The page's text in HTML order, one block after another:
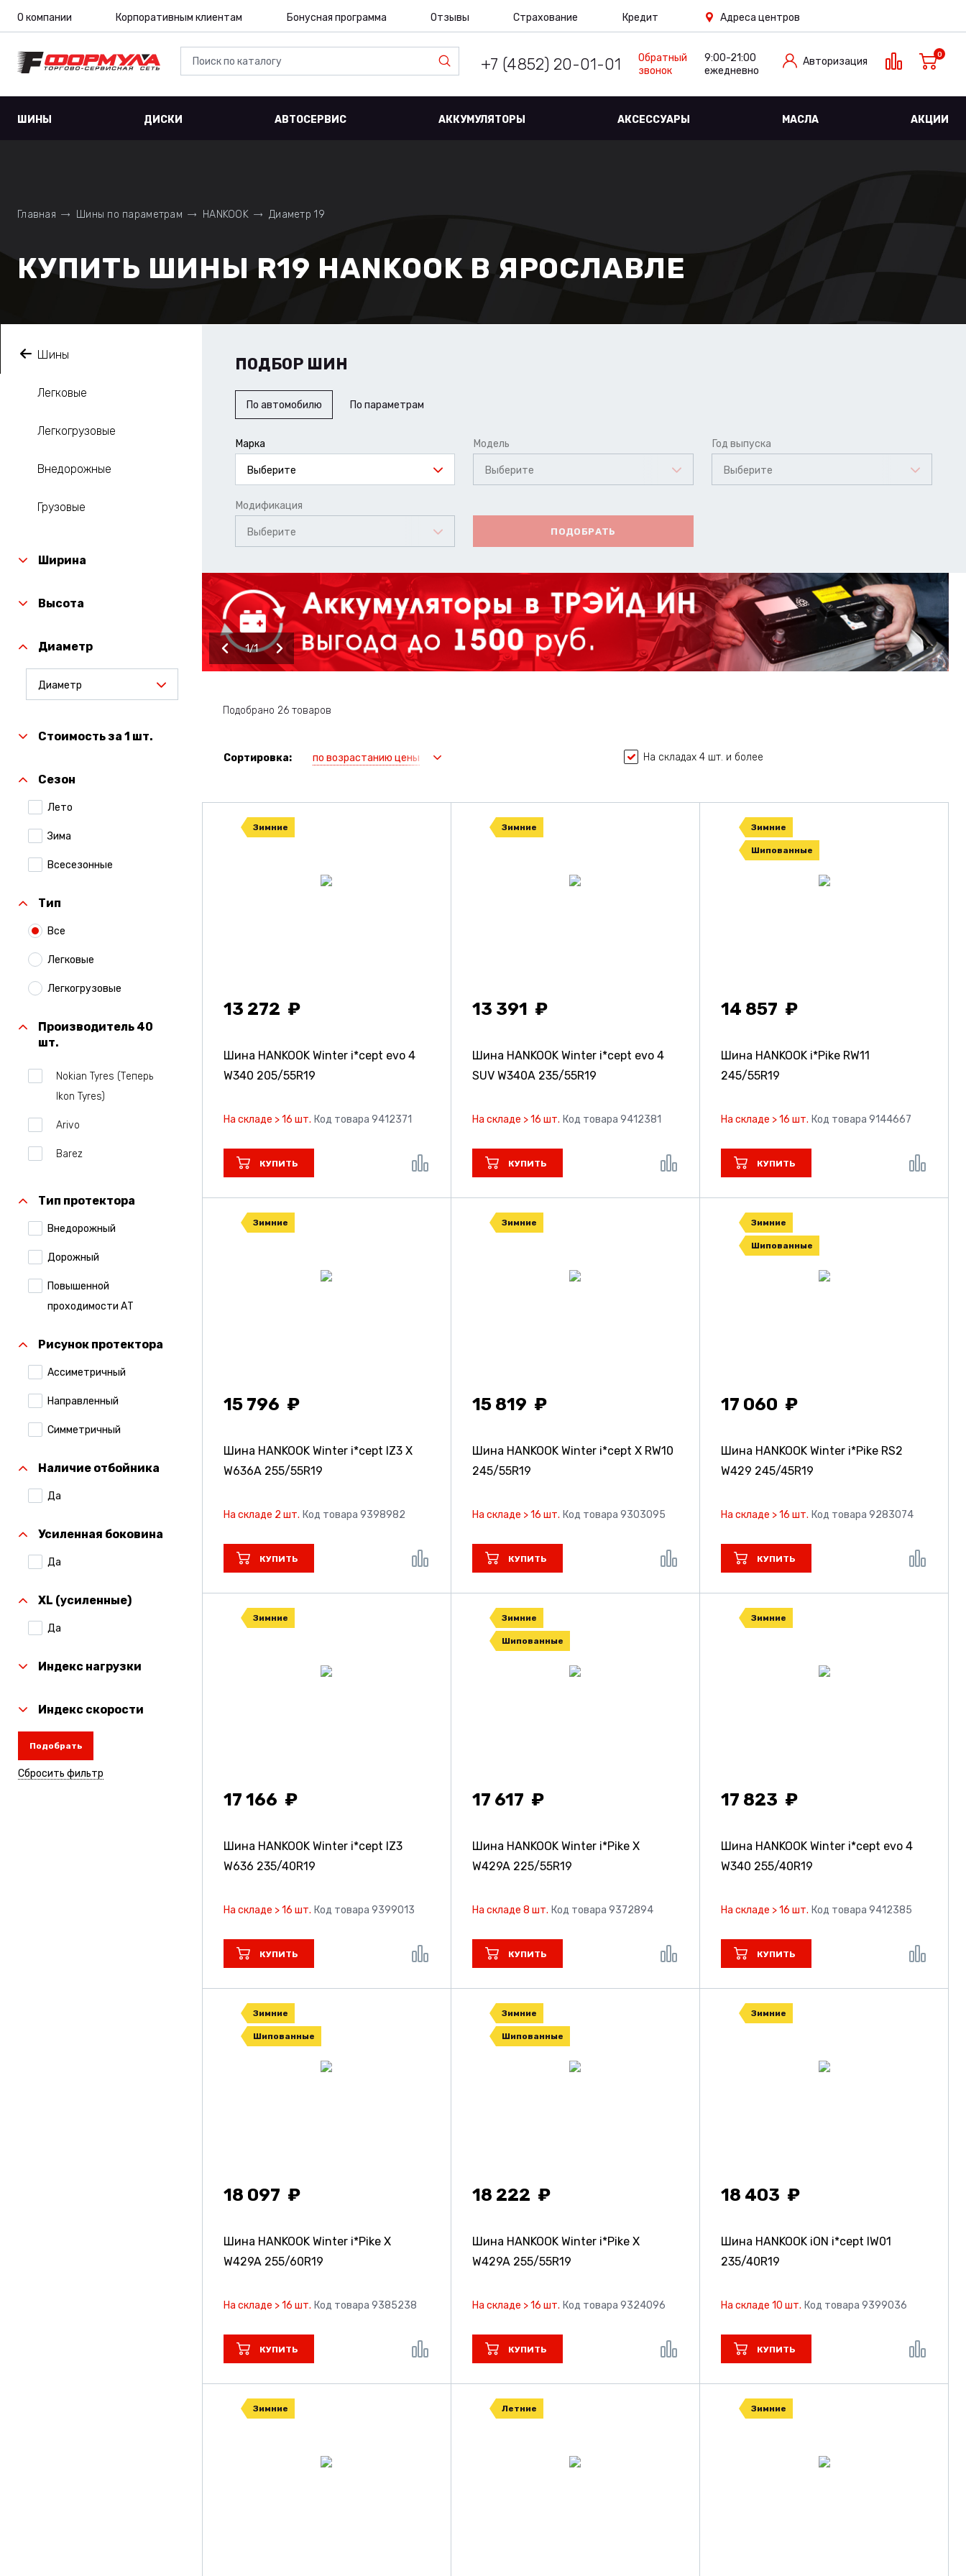
О компании Корпоративным клиентам Бонусная программа Отзывы Страхование Кредит Адреса центров
+7 (4852) 20-01-01
Обратный
звонок
9:00-21:00
ежедневно
Авторизация
0
ШИНЫ ДИСКИ АВТОСЕРВИС АККУМУЛЯТОРЫ АКСЕССУАРЫ МАСЛА АКЦИИ
Главная Шины по параметрам HANKOOK Диаметр 19
КУПИТЬ ШИНЫ R19 HANKOOK В ЯРОСЛАВЛЕ
Шины
Легковые
Легкогрузовые
Внедорожные
Грузовые
Ширина
Высота
Диаметр
Диаметр
Стоимость за 1 шт.
Сезон
Лето
Зима
Всесезонные
Тип
Все
Легковые
Легкогрузовые
Производитель 40
шт.
Nokian Tyres (Теперь
Ikon Tyres)
Arivo
Barez
Gislaved
Gripmax
Kumho
Laufenn
Linglong
Nitto
Rauffan
Тип протектора
Внедорожный
Дорожный
Повышенной
проходимости АТ
Рисунок протектора
Ассиметричный
Направленный
Симметричный
Наличие отбойника
Да
Усиленная боковина
Да
XL (усиленные)
Да
Индекс нагрузки
Индекс скорости
Подобрать
Сбросить фильтр
ПОДБОР ШИН
По автомобилю По параметрам
Марка
Выберите
Модель
Выберите
Год выпуска
Выберите
Модификация
Выберите ПОДОБРАТЬ
1 1
Подобрано 26 товаров
Сортировка: по возрастанию цены На складах 4 шт. и более
Зимние
13 272
Шина HANKOOK Winter i*cept evo 4
W340 205/55R19
На складе > 16 шт. Код товара 9412371
КУПИТЬ
Зимние
13 391
Шина HANKOOK Winter i*cept evo 4
SUV W340A 235/55R19
На складе > 16 шт. Код товара 9412381
КУПИТЬ
Зимние
Шипованные
14 857
Шина HANKOOK i*Pike RW11
245/55R19
На складе > 16 шт. Код товара 9144667
КУПИТЬ
Зимние
15 796
Шина HANKOOK Winter i*cept IZ3 X
W636A 255/55R19
На складе 2 шт. Код товара 9398982
КУПИТЬ
Зимние
15 819
Шина HANKOOK Winter i*cept X RW10
245/55R19
На складе > 16 шт. Код товара 9303095
КУПИТЬ
Зимние
Шипованные
17 060
Шина HANKOOK Winter i*Pike RS2
W429 245/45R19
На складе > 16 шт. Код товара 9283074
КУПИТЬ
Зимние
17 166
Шина HANKOOK Winter i*cept IZ3
W636 235/40R19
На складе > 16 шт. Код товара 9399013
КУПИТЬ
Зимние
Шипованные
17 617
Шина HANKOOK Winter i*Pike X
W429A 225/55R19
На складе 8 шт. Код товара 9372894
КУПИТЬ
Зимние
17 823
Шина HANKOOK Winter i*cept evo 4
W340 255/40R19
На складе > 16 шт. Код товара 9412385
КУПИТЬ
Зимние
Шипованные
18 097
Шина HANKOOK Winter i*Pike X
W429A 255/60R19
На складе > 16 шт. Код товара 9385238
КУПИТЬ
Зимние
Шипованные
18 222
Шина HANKOOK Winter i*Pike X
W429A 255/55R19
На складе > 16 шт. Код товара 9324096
КУПИТЬ
Зимние
18 403
Шина HANKOOK iON i*cept IW01
235/40R19
На складе 10 шт. Код товара 9399036
КУПИТЬ
Зимние Летние Зимние